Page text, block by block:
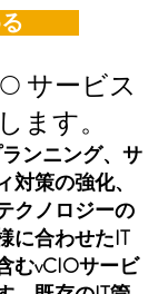
サービス
ます。
ンニング、サ
策の強化、
クノロジーの
に合わせたIT
むvCIOサービ